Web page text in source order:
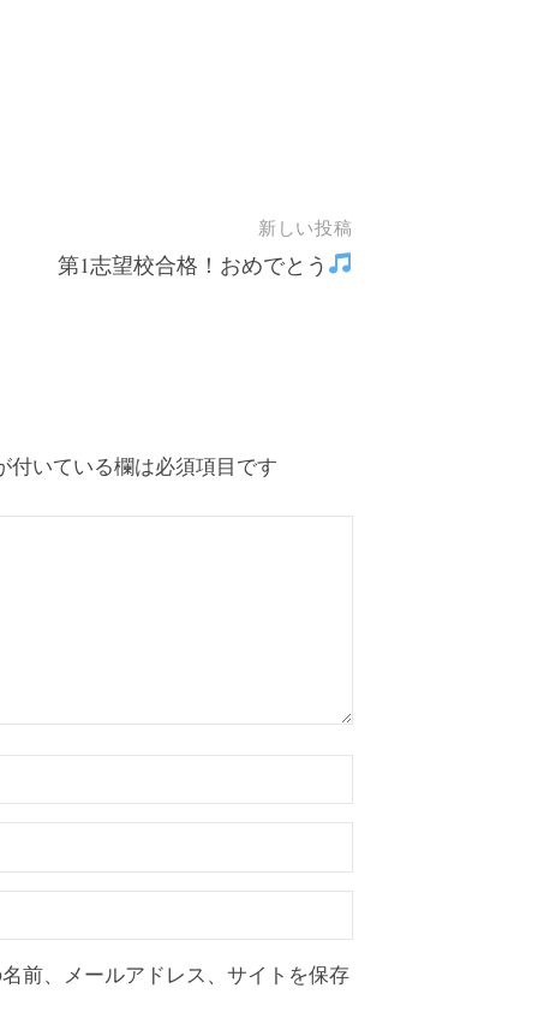
新しい投稿
第1志望校合格！おめでとう
付いている欄は必須項目です
前、メールアドレス、サイトを保存